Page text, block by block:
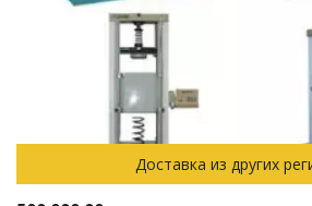
Доставка из других